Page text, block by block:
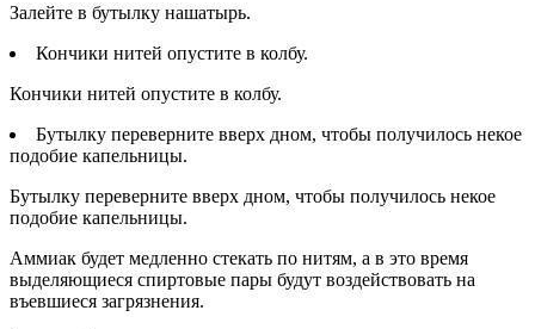
Залейте в бутылку нашатырь.
Кончики нитей опустите в колбу.
Кончики нитей опустите в колбу.
Бутылку переверните вверх дном, чтобы получилось некое
подобие капельницы.
Бутылку переверните вверх дном, чтобы получилось некое
подобие капельницы.
Аммиак будет медленно стекать по нитям, а в это время
выделяющиеся спиртовые пары будут воздействовать на
въевшиеся загрязнения.